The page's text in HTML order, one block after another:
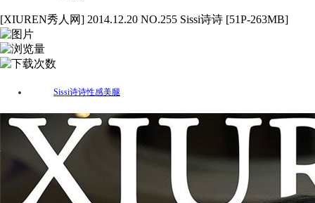
[XIUREN秀人网] 2014.12.20 NO.255 Sissi诗诗 [51P-263MB]
Sissi诗诗性感美腿